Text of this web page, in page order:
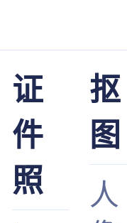
证
件
照
抠
图
人